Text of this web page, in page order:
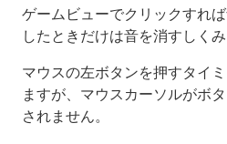
ゲームビューでクリックすれ
したときだけは音を消すしく
マウスの左ボタンを押すタイ
ますが、マウスカーソルがボ
されません。